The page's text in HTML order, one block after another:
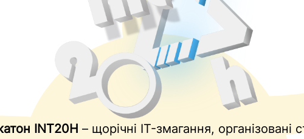
INT20H – щорічні IT-змагання,